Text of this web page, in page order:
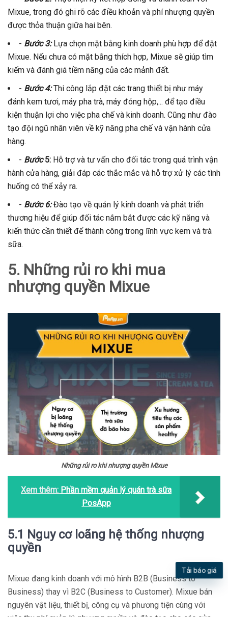
Mixue, trong đó ghi rõ các điều khoản và phí nhượng quyền
được thỏa thuận giữa hai bên.
- Bước 3:Lựa chọn mặt bằng kinh doanh phù hợp để đặt
Mixue. Nếu chưa có mặt bằng thích hợp, Mixue sẽ giúp tìm
kiếm và đánh giá tiềm năng của các mảnh đất.
- Bước 4:Thi công lắp đặt các trang thiết bị như máy
đánh kem tươi, máy pha trà, máy đóng hộp,... để tạo điều
kiện thuận lợi cho việc pha chế và kinh doanh. Cũng như đào
tạo đội ngũ nhân viên về kỹ năng pha chế và vận hành cửa
hàng.
- Bước5: Hỗ trợ và tư vấn cho đối tác trong quá trình vận
hành cửa hàng, giải đáp các thắc mắc và hỗ trợ xử lý các tình
huống có thể xảy ra.
- Bước 6:Đào tạo về quản lý kinh doanh và phát triển
thương hiệu để giúp đối tác nắm bắt được các kỹ năng và
kiến thức cần thiết để thành công trong lĩnh vực kem và trà
sữa.
5. Những rủi ro khi mua
nhượng quyền Mixue
Những rủi ro khi nhượng quyền Mixue
Xem thêm: Phần mềm quản lý quán trà sữa
PosApp
5.1 Nguy cơ loãng hệ thống nhượng
quyền
Mixue đang kinh doanh với mô hình B2B (Business to
Business) thay vì B2C (Business to Customer). Mixue bán
nguyên vật liệu, thiết bị, công cụ và phương tiện cùng với